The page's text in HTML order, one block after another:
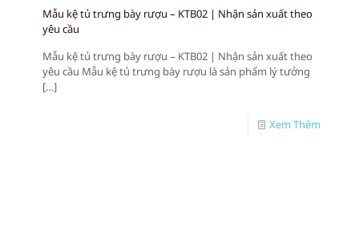
Mẫu kệ tủ trưng bày rượu – KTB02 | Nhận sản xuất theo
yêu cầu
Mẫu kệ tủ trưng bày rượu – KTB02 | Nhận sản xuất theo
yêu cầu Mẫu kệ tủ trưng bày rượu là sản phẩm lý tưởng
[…]
Xem Thêm